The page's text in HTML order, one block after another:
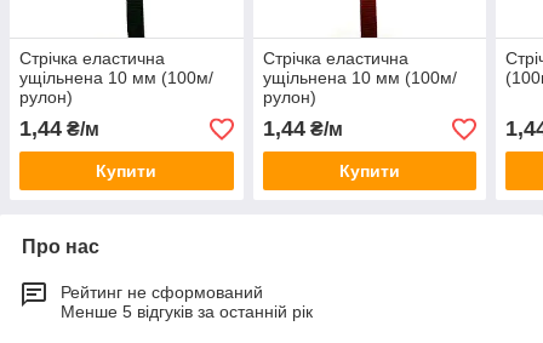
Стрічка еластична
ущільнена 10 мм (100м/
рулон)
1,44 ₴/м
Купити
Стрічка еластична
ущільнена 10 мм (100м/
рулон)
1,44₴/м
Купити
Про нас
Рейтинг не сформований
Менше 5 відгуків за останній рік